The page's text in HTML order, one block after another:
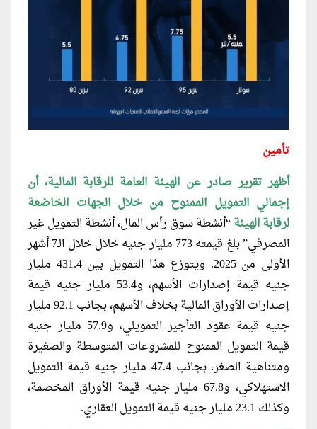
تأمين
أظهر تقرير صادر عن الهيئة العامة للرقابة المالية، أن
إجمالي التمويل الممنوح من خلال الجهات الخاضعة
لرقابة الهيئة“أنشطة سوق رأس المال، أنشطة التمويل غير
المصرفي” بلغ قيمته 773 مليار جنيه خلال خلال الـ7 أشهر
الأولى من 2025. ويتوزع هذا التمويل بين 431.4 مليار
جنيه قيمة إصدارات الأسهم، و53.4 مليار جنيه قيمة
إصدارات الأوراق المالية بخلاف الأسهم، بجانب 92.1 مليار
جنيه قيمة عقود التأجير التمويلي، و57.9 مليار جنيه
قيمة التمويل الممنوح للمشروعات المتوسطة والصغيرة
ومتناهية الصغر، بجانب 47.4 مليار جنيه قيمة التمويل
الاستهلاكي، و67.8 مليار جنيه قيمة الأوراق المخصمة،
وكذلك 23.1 مليار جنيه قيمة التمويل العقاري.